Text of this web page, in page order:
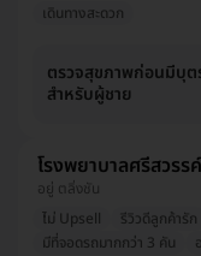
เดินทางสะดวก
ตรวจสุขภาพก่อนมีบุต
สำหรับผู้ชาย
โรงพยาบาลศรีสวร
อยู่ ตลิ่งชัน
ไม่ Upsell
รีวิวดีลูกค้ารัก
มีที่จอดรถมากกว่า 3 คัน